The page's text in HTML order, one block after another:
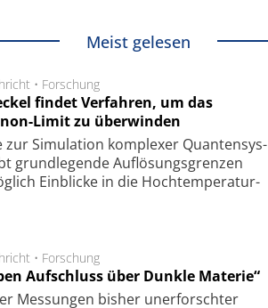
Meist gelesen
• Forschung
findet Verfahren, um das
Limit zu überwinden
zur Simu­la­tion kom­ple­xer Quan­ten­sys­
grund­le­gen­de Auf­lösungs­gren­zen
Ein­blicke in die Hoch­tempe­ra­tur­
• Forschung
Aufschluss über Dunkle Materie“
Mes­sung­en bis­her un­er­for­schter